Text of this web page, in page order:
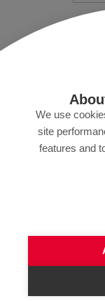
We use
site
features and